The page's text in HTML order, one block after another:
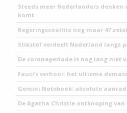
Steeds meer Nederlanders denken
komt
Regeringscoalitie nog maar 47
Stikstof verdeelt Nederland langs
De coronaperiode is nog lang niet
Fauci’s verhoor: het ultieme
Gemini Notebook: absolute
De Agatha Christie ontknoping